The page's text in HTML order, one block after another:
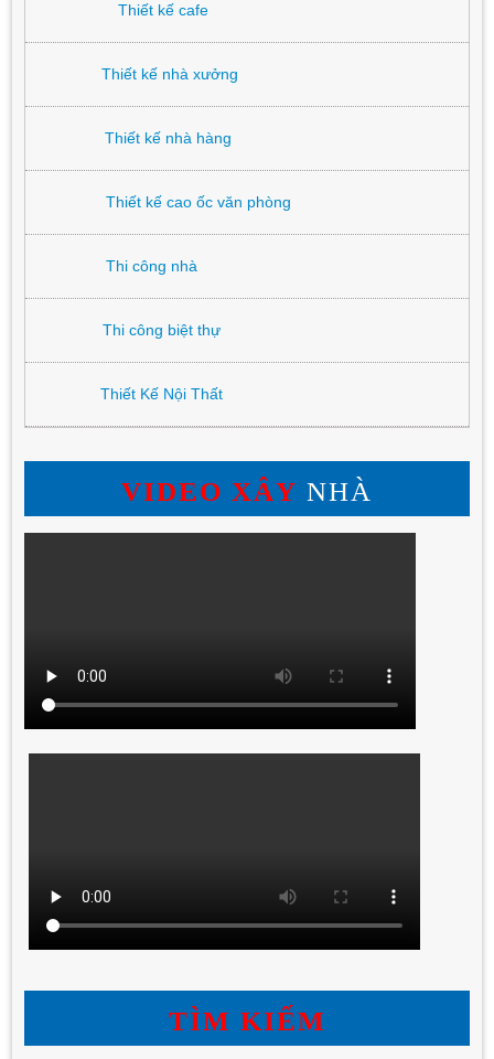
Thiết kế cafe
Thiết kế nhà xưởng
Thiết kế nhà hàng
Thiết kế cao ốc văn phòng
Thi công nhà
Thi công biệt thự
Thiết Kế Nội Thất
VIDEO XÂY NHÀ
TÌM KIẾM